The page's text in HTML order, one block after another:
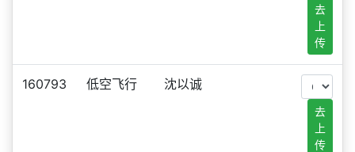
去
上
传
160793 低空飞行 沈以诚
去
上
传